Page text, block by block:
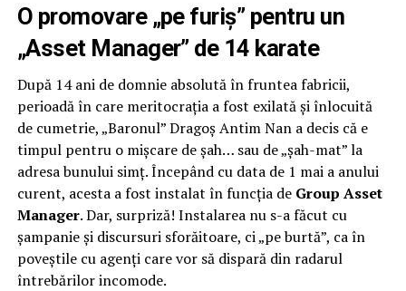
O promovare „pe furiș” pentru un
„Asset Manager” de 14 karate
După 14 ani de domnie absolută în fruntea fabricii,
perioadă în care meritocrația a fost exilată și înlocuită
de cumetrie, „Baronul” Dragoș Antim Nan a decis că e
timpul pentru o mișcare de șah… sau de „șah-mat” la
adresa bunului simț. Începând cu data de 1 mai a anului
curent, acesta a fost instalat în funcția de Group Asset
Manager. Dar, surpriză! Instalarea nu s-a făcut cu
șampanie și discursuri sforăitoare, ci „pe burtă”, ca în
poveștile cu agenți care vor să dispară din radarul
întrebărilor incomode.